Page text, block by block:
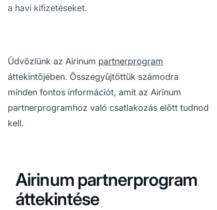
a havi kifizetéseket.
Üdvözlünk az Airinum partnerprogram
áttekintőjében. Összegyűjtöttük számodra
minden fontos információt, amit az Airinum
partnerprogramhoz való csatlakozás előtt tudnod
kell.
Airinum partnerprogram
áttekintése